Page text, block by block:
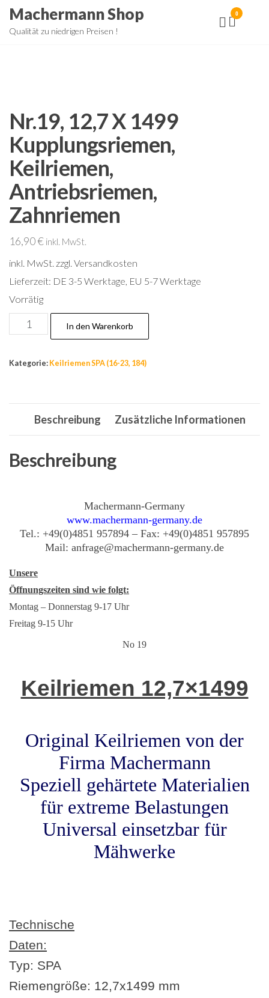
ZumMachermann Shop
Qualität zu niedrigen Preisen !
0
Nr.19, 12,7 X 1499
Kupplungsriemen,
Keilriemen,
Antriebsriemen,
Zahnriemen
16,90€ inkl. MwSt.
inkl. MwSt. zzgl. Versandkosten
Lieferzeit: DE 3-5 Werktage, EU 5-7 Werktage
Vorrätig
Nr.19,
12,7
1499
Antriebsriemen,
Menge
In den Warenkorb
Kategorie: Keilriemen SPA (16-23, 184)
Beschreibung Zusätzliche Informationen
Beschreibung
Machermann-Germany
www.machermann-germany.de
Tel.: +49(0)4851 957894 – Fax: +49(0)4851 957895
Mail: anfrage@machermann-germany.de
Unsere
Öffnungszeiten sind wie folgt:
Montag – Donnerstag 9-17 Uhr
Freitag 9-15 Uhr
No 19
Keilriemen 12,7×1499
Original Keilriemen von der
Firma Machermann
Speziell gehärtete Materialien
für extreme Belastungen
Universal einsetzbar für
Mähwerke
Technische
Daten:
Typ: SPA
Riemengröße: 12,7x1499 mm